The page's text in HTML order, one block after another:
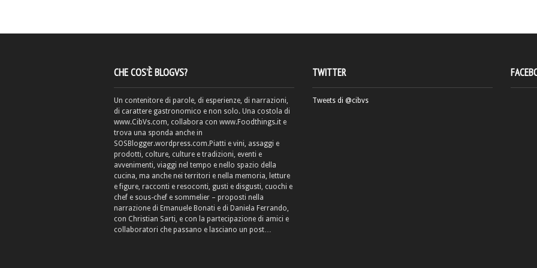
CHE COS’È BLOGVS?
Un contenitore di parole, di esperienze, di narrazioni,
di carattere gastronomico e non solo. Una costola di
www.CibVs.com, collabora con www.Foodthings.it e
trova una sponda anche in
SOSBlogger.wordpress.com.Piatti e vini, assaggi e
prodotti, colture, culture e tradizioni, eventi e
avvenimenti, viaggi nel tempo e nello spazio della
cucina, ma anche nei territori e nella memoria, letture
e figure, racconti e resoconti, gusti e disgusti, cuochi e
chef e sous-chef e sommelier – proposti nella
narrazione di Emanuele Bonati e di Daniela Ferrando,
con Christian Sarti, e con la partecipazione di amici e
collaboratori che passano e lasciano un post…
TWITTER
Tweets di @cibvs